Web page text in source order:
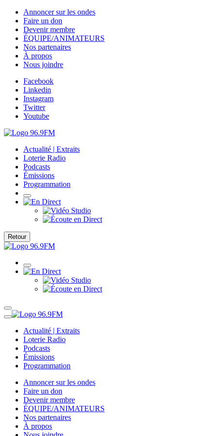
Annoncer sur les ondes
Faire un don
Devenir membre
ÉQUIPE/ANIMATEURS
Nos partenaires
À propos
Nous joindre
Facebook
Linkedin
Instagram
Twitter
Youtube
Actualité | Extraits
Loterie Radio
Podcasts
Émissions
Programmation
Retour
Actualité | Extraits
Loterie Radio
Podcasts
Émissions
Programmation
Annoncer sur les ondes
Faire un don
Devenir membre
ÉQUIPE/ANIMATEURS
Nos partenaires
À propos